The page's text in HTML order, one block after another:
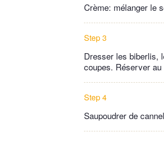
Crème: mélanger le
Step 3
Dresser les biberlis,
coupes. Réserver
Step 4
Saupoudrer de